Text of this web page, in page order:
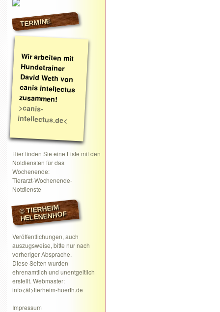
TERMINE
Wir arbeiten mit
Hundetrainer
David Weth von
canis intellectus
zusammen!
>canis-
intellectus.de<
Hier finden Sie eine Liste mit den
Notdiensten für das
Wochenende:
Tierarzt-Wochenende-
Notdienste
© TIERHEIM
HELENENHOF
Veröffentlichungen, auch
auszugsweise, bitte nur nach
vorheriger Absprache.
Diese Seiten wurden
ehrenamtlich und unentgeltlich
erstellt. Webmaster:
info<ät>tierheim-huerth.de
Impressum